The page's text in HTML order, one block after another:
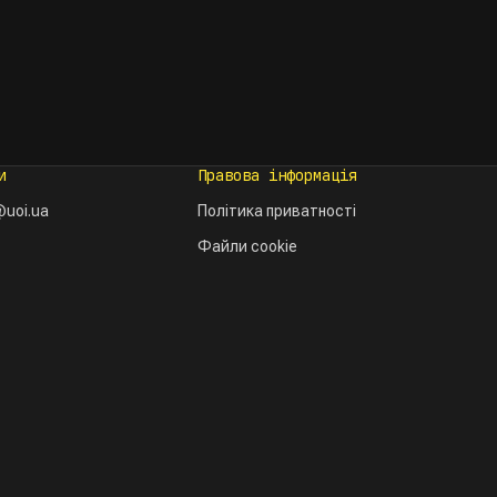
Правова інформація
Політика приватності
Файли cookie